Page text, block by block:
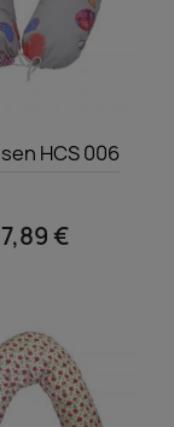
Vorschau
HCS 006
€